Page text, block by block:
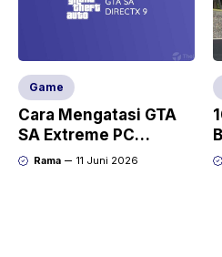
Game
Cara Mengatasi GTA
SA Extreme PC
DirectX Version 9.0
Rama 11 Juni 2026